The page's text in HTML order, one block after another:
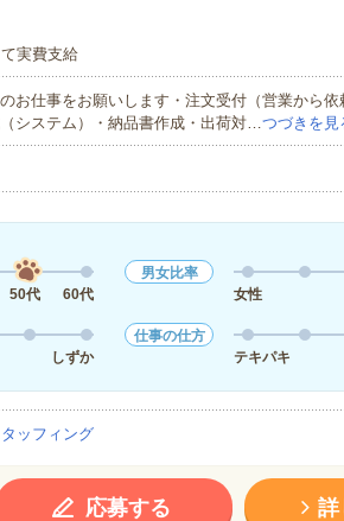
実費支給
お仕事をお願いします・注文受付（営業から
システム）・納品書作成・出荷対…つづきを見
50代 60代
男女比率
女性
しずか
仕事の仕方
テキパキ
ッフィング
応募する 詳